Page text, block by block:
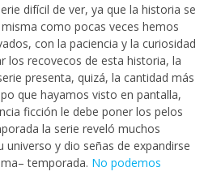
difícil de ver, ya que la historia se
como pocas veces hemos
con la paciencia y la curiosidad
los recovecos de esta historia, la
presenta, quizá, la cantidad más
que hayamos visto en pantalla,
ficción le debe poner los pelos
la serie reveló muchos
y dio señas de expandirse
temporada. No podemos